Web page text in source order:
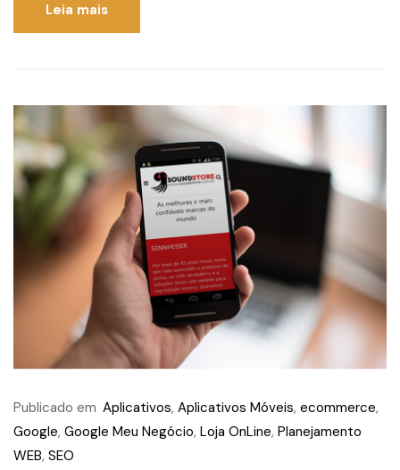
Leia mais
Publicado em Aplicativos, Aplicativos Móveis, ecommerce,
Google, Google Meu Negócio, Loja OnLine, Planejamento
WEB, SEO